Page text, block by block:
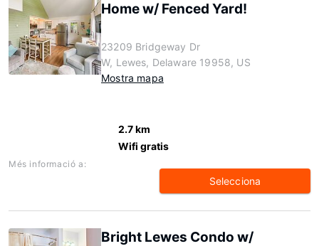
Home w/ Fenced Yard!
23209 Bridgeway Dr
W, Lewes, Delaware 19958, US
Mostra mapa
2.7 km
Wifi gratis
Més informació a:
Selecciona
Bright Lewes Condo w/